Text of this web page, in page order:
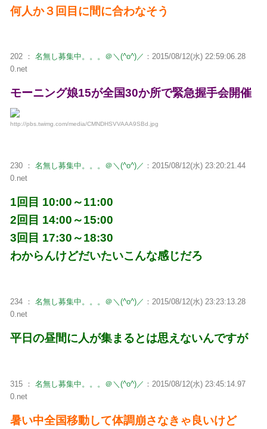
何人か３回目に間に合わなそう
202 ： 名無し募集中。。。＠＼(^o^)／ ：2015/08/12(水) 22:59:06.28
0.net
モーニング娘15が全国30か所で緊急握手会開催
http://pbs.twimg.com/media/CMNDHSVVAAA9SBd.jpg
230 ： 名無し募集中。。。＠＼(^o^)／ ：2015/08/12(水) 23:20:21.44
0.net
1回目 10:00～11:00
2回目 14:00～15:00
3回目 17:30～18:30
わからんけどだいたいこんな感じだろ
234 ： 名無し募集中。。。＠＼(^o^)／ ：2015/08/12(水) 23:23:13.28
0.net
平日の昼間に人が集まるとは思えないんですが
315 ： 名無し募集中。。。＠＼(^o^)／ ：2015/08/12(水) 23:45:14.97
0.net
暑い中全国移動して体調崩さなきゃ良いけど